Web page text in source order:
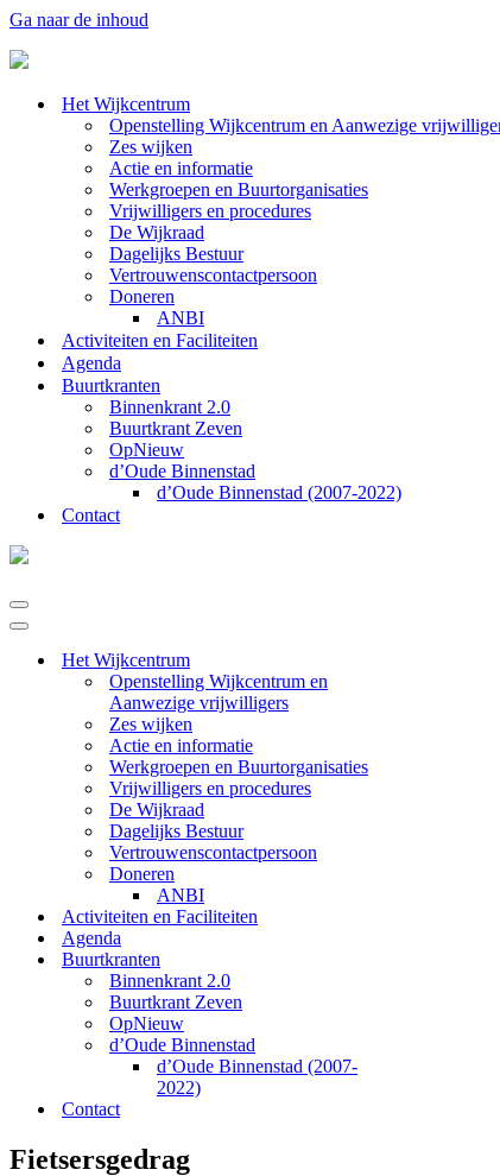
Ga naar de inhoud
Het Wijkcentrum
Openstelling Wijkcentrum en Aanwezige
Zes wijken
Actie en informatie
Werkgroepen en Buurtorganisaties
Vrijwilligers en procedures
De Wijkraad
Dagelijks Bestuur
Vertrouwenscontactpersoon
Doneren
ANBI
Activiteiten en Faciliteiten
Agenda
Buurtkranten
Binnenkrant 2.0
Buurtkrant Zeven
OpNieuw
d’Oude Binnenstad
d’Oude Binnenstad (2007-2022)
Contact
Navigatie
Menu
Navigatie
Het Wijkcentrum
Openstelling Wijkcentrum en
Aanwezige vrijwilligers
Zes wijken
Actie en informatie
Werkgroepen en Buurtorganisaties
Vrijwilligers en procedures
De Wijkraad
Dagelijks Bestuur
Vertrouwenscontactpersoon
Doneren
ANBI
Activiteiten en Faciliteiten
Agenda
Buurtkranten
Binnenkrant 2.0
Buurtkrant Zeven
OpNieuw
d’Oude Binnenstad
d’Oude Binnenstad (2007-
2022)
Contact
Fietsersgedrag